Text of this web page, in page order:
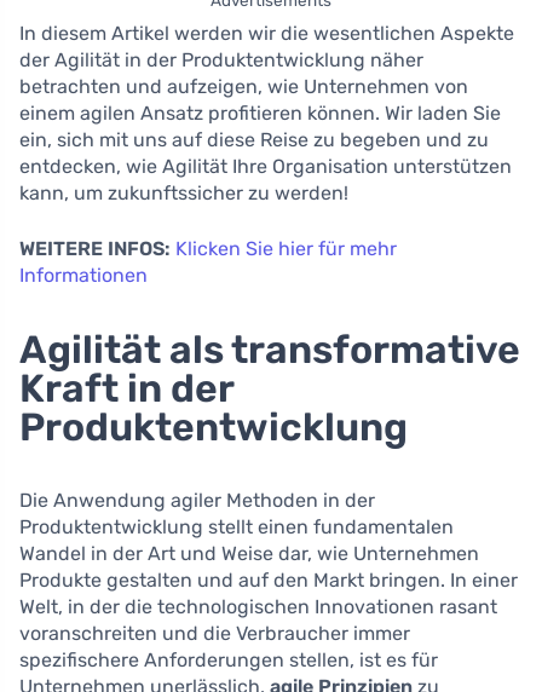
In diesem Artikel werden wir die wesentlichen Aspekte
der Agilität in der Produktentwicklung näher
betrachten und aufzeigen, wie Unternehmen von
einem agilen Ansatz profitieren können. Wir laden Sie
ein, sich mit uns auf diese Reise zu begeben und zu
entdecken, wie Agilität Ihre Organisation unterstützen
kann, um zukunftssicher zu werden!
WEITERE INFOS: Klicken Sie hier für mehr
Informationen
Agilität als transformative
Kraft in der
Produktentwicklung
Die Anwendung agiler Methoden in der
Produktentwicklung stellt einen fundamentalen
Wandel in der Art und Weise dar, wie Unternehmen
Produkte gestalten und auf den Markt bringen. In einer
Welt, in der die technologischen Innovationen rasant
voranschreiten und die Verbraucher immer
spezifischere Anforderungen stellen, ist es für
Unternehmen unerlässlich, agile Prinzipien zu